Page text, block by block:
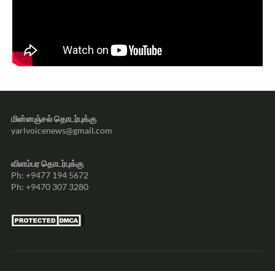
மின்னஞ்சல் தொடர்புக்கு
yarlvoicenews@gmail.com
விளம்பர தொடர்புக்கு
Ph: +9477 194 5672
Ph: +9470 307 3280